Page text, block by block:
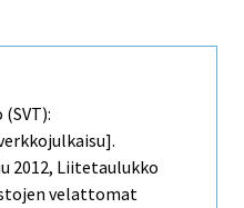
2012, Liitetaulukko
velattomat